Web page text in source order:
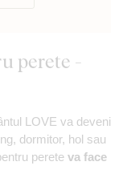
perete -
LOVE va deveni
dormitor, hol sau
perete va face